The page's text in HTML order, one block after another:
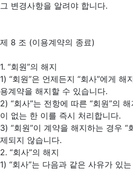
그 변경사항을 알려야 합니다.
제 8 조 (이용계약의 종료)
1. “회원”의 해지
1) “회원”은 언제든지 “회사”에게 해
용계약을 해지할 수 있습니다.
2) “회사”는 전항에 따른 “회원”의
이 없는 한 이를 즉시 처리합니다.
3) “회원”이 계약을 해지하는 경우 “
제되지 않습니다.
2. “회사”의 해지
1) “회사”는 다음과 같은 사유가 있